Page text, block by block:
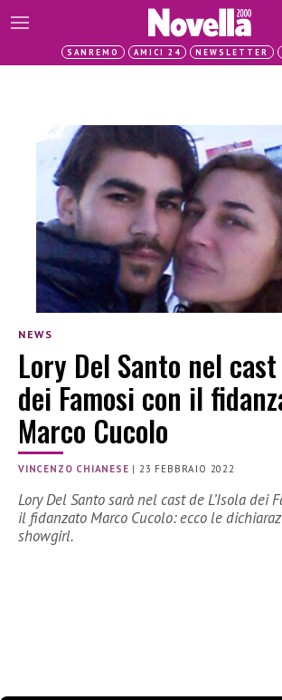
SANREMO AMICI 24 NEWSLETTER
NEWS
Lory Del Santo nel cast
dei Famosi con il
Marco Cucolo
VINCENZO CHIANESE |23 FEBBRAIO 2022
Lory Del Santo sarà nel cast de L’Isola dei
il fidanzato Marco Cucolo: ecco le
showgirl.